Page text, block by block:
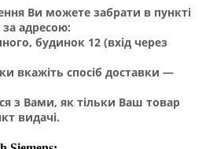
Ви можете забрати в пункті
адресою:
будинок 12 (вхід через
вкажіть спосіб доставки —
з Вами, як тільки Ваш товар
видачі.